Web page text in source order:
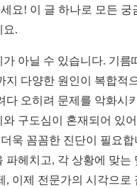
요! 이 글 하나로 모든 궁
요.
아닐 수 있습니다. 기름
지 다양한 원인이 복합적
다 오히려 문제를 악화시
구도심이 혼재되어 있
욱 꼼꼼한 진단이 필요합
파헤치고, 각 상황에 맞는
, 이제 전문가의 시각으로